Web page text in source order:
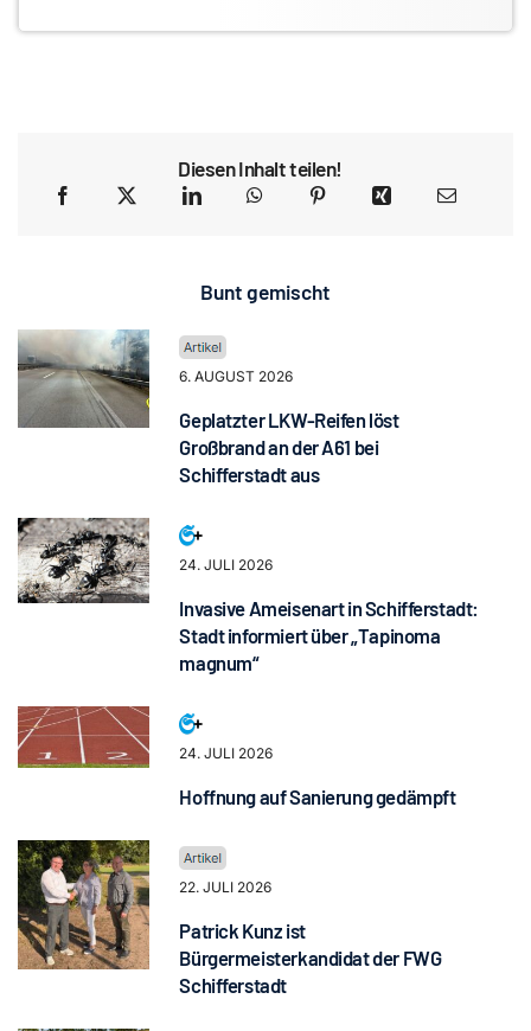
Diesen Inhalt teilen!
Bunt gemischt
6. AUGUST 2026
Geplatzter LKW-Reifen löst
Großbrand an der A61 bei
Schifferstadt aus
24. JULI 2026
Invasive Ameisenart in Schifferstadt:
Stadt informiert über „Tapinoma
magnum“
24. JULI 2026
Hoffnung auf Sanierung gedämpft
22. JULI 2026
Patrick Kunz ist
Bürgermeisterkandidat der FWG
Schifferstadt